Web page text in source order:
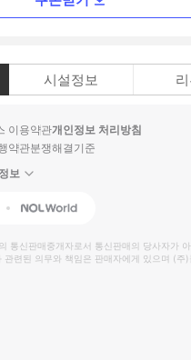
시설정보
이용약관개인정보 처리방침
약관분쟁해결기준
보
Interpark Global
통신판매중개자로서 통신판매의 당사자가
련된 의무와 책임은 판매자에게 있으며 (주)